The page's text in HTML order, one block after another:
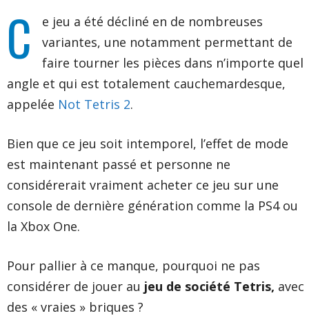
C
e jeu a été décliné en de nombreuses
variantes, une notamment permettant de
faire tourner les pièces dans n’importe quel
angle et qui est totalement cauchemardesque,
appelée Not Tetris 2.
Bien que ce jeu soit intemporel, l’effet de mode
est maintenant passé et personne ne
considérerait vraiment acheter ce jeu sur une
console de dernière génération comme la PS4 ou
la Xbox One.
Pour pallier à ce manque, pourquoi ne pas
considérer de jouer au jeu de société Tetris, avec
des « vraies » briques ?